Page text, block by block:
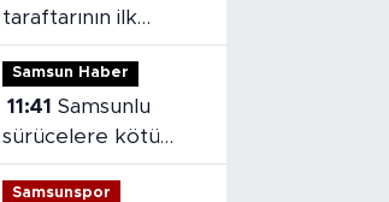
taraftarının ilk
buluşması hüsranla
sonuçlandı
Samsun Haber
11:41 Samsunlu
sürücelere kötü
haber! Zam geliyor
Samsunspor